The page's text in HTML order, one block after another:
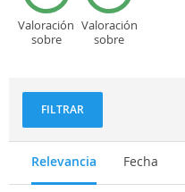
Valoración
sobre
Valoración
sobre
FILTRAR
Relevancia Fecha